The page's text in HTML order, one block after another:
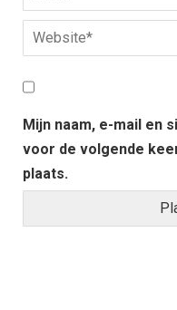
Mijn naam, e-mail en
voor de volgende
plaats.